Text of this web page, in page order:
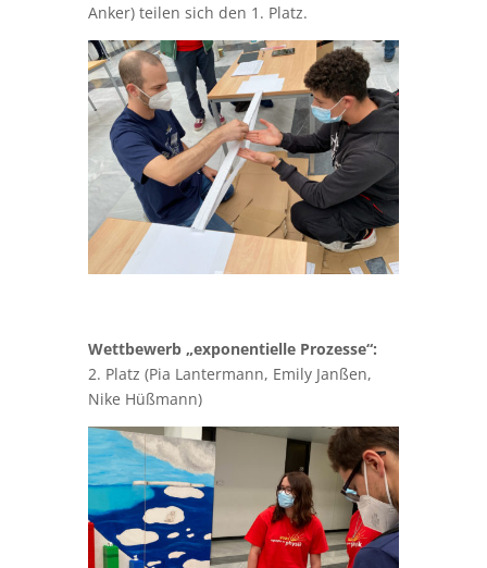
Wettbewerb „exponentielle Prozesse“:
2. Platz (Pia Lantermann, Emily Janßen,
Nike Hüßmann)
Wettbewerb „Traktorpulling“:
2. Platz und Sonderpreis für den
innovativen Antrieb (Runa van den Boom,